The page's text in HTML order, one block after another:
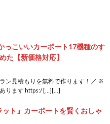
っこいいカーポート17機種のす
た【新価格対応】
ン見積もりを無料で作ります！／ ※
ります https:/ […][…]
ト』カーポートを賢くおしゃ